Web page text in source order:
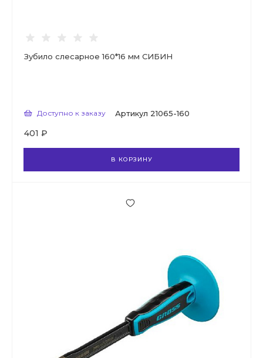
Зубило слесарное 160*16 мм СИБИН
Доступно к заказу Артикул 21065-160
401 ₽
В КОРЗИНУ